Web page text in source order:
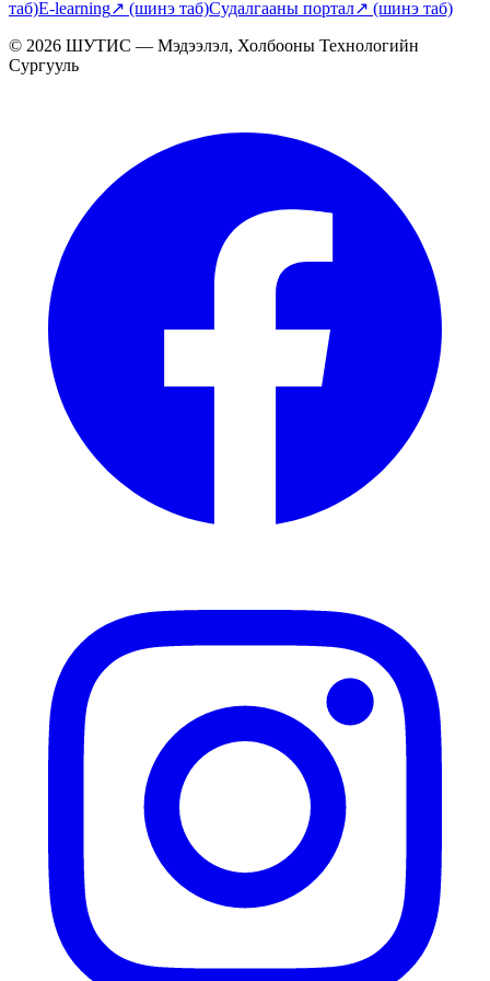
таб)E-learning↗ (шинэ таб)Судалгааны портал↗ (шинэ таб)
© 2026 ШУТИС — Мэдээлэл, Холбооны Технологийн
Сургууль